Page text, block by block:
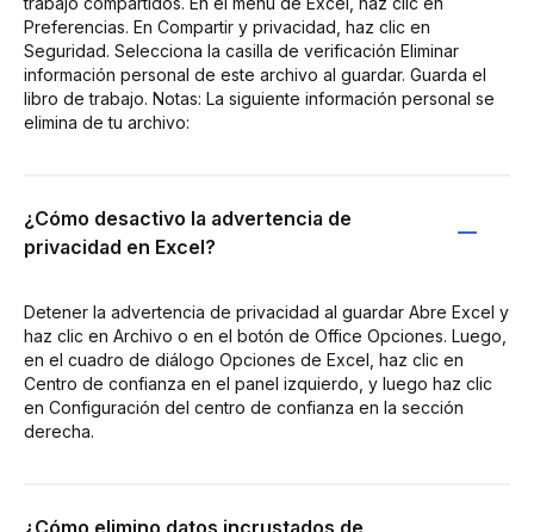
Preferencias. En Compartir y privacidad, haz clic en
Seguridad. Selecciona la casilla de verificación Eliminar
información personal de este archivo al guardar. Guarda el
libro de trabajo. Notas: La siguiente información personal se
elimina de tu archivo:
¿Cómo desactivo la advertencia de
privacidad en Excel?
Detener la advertencia de privacidad al guardar Abre Excel y
haz clic en Archivo o en el botón de Office Opciones. Luego,
en el cuadro de diálogo Opciones de Excel, haz clic en
Centro de confianza en el panel izquierdo, y luego haz clic
en Configuración del centro de confianza en la sección
derecha.
¿Cómo elimino datos incrustados de